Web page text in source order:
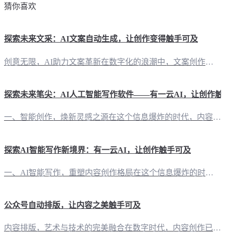
猜你喜欢
探索未来文采：AI文案自动生成，让创作变得触手可及
创意无限，AI助力文案革新在数字化的浪潮中，文案创作逐渐成为自媒体时代的重要技能。然而，面对日益繁重的创作任务，许多创作者常常感到力不从心。这时，“有一云AI”应运而生，以智能化的力量，为文案创作带来前所未有的便捷与高效。 智能排版，美学与功能的完美融合“有一云AI”在内容排版上独具匠心，提供包含标题、内容、图文、分隔、引导等五大类数千款装修皮肤。无论是追求简洁大气的风格，还是偏爱精致细腻的设计
探索未来笔尖：AI人工智能写作软件——有一云AI，让创作触
一、智能创作，焕新灵感之源在这个信息爆炸的时代，内容创作成为连接世界的桥梁。而“有一云AI”，作为一款创新型AI智能写作+排版软件，正以其独特的魅力，为自媒体创作者们开启了一扇通往高效创作的新门。 二、排版艺术，千款皮肤任君挑选写作之美，不仅在于文字的流转，更在于视觉的冲击。在“有一云AI”中，您将发现包含标题、内容、图文、分隔、引导等五大类的数千款装修皮肤，每一款都是精心设计，旨在为您的每一篇
探索AI智能写作新境界：有一云AI，让创作触手可及
一、AI智能写作，重塑内容创作格局在这个信息爆炸的时代，内容创作已成为每个自媒体人的核心技能。而“有一云AI”，作为一款创新型AI智能写作+排版软件，正以前沿的技术服务，引领着内容创作的革新。 二、内容排版，千款皮肤定制你的风格在“有一云AI”，我们深知排版对于内容的重要性。因此，我们提供了包含标题、内容、图文、分隔、引导等五大类的数千款装修皮肤，让你的每一篇文章都能焕发独特的魅力。 三、跨平台
公众号自动排版，让内容之美触手可及
内容排版，艺术与技术的完美融合在数字时代，内容创作已成为信息传播的重要载体。而公众号，作为众多自媒体创作者的舞台，其内容排版的质量直接影响到读者的阅读体验。今天，就让我们来探讨一下如何利用“有一云AI”，这款创新型AI智能写作+排版软件，实现公众号自动排版，让内容之美触手可及。 自动排版，轻松驾驭多样化的风格“有一云AI”在内容排版方面，提供了包含标题、内容、图文、分隔、引导等五大类数千款装修皮